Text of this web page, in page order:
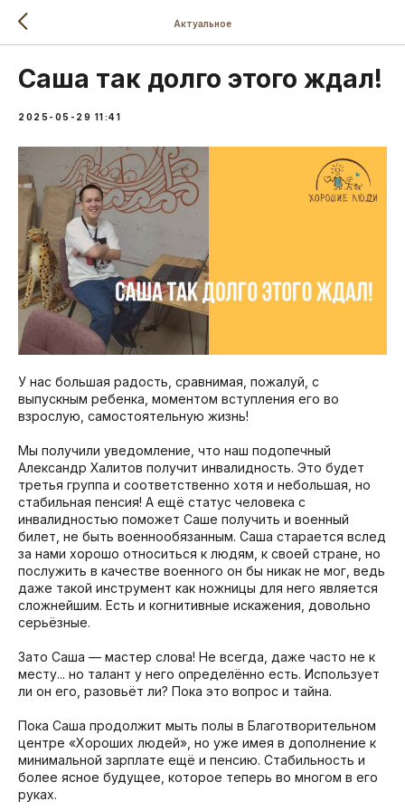
Актуальное
Саша так долго этого ждал!
2025-05-29 11:41
У нас большая радость, сравнимая, пожалуй, с
выпускным ребенка, моментом вступления его во
взрослую, самостоятельную жизнь!
Мы получили уведомление, что наш подопечный
Александр Халитов получит инвалидность. Это будет
третья группа и соответственно хотя и небольшая, но
стабильная пенсия! А ещё статус человека с
инвалидностью поможет Саше получить и военный
билет, не быть военнообязанным. Саша старается вслед
за нами хорошо относиться к людям, к своей стране, но
послужить в качестве военного он бы никак не мог, ведь
даже такой инструмент как ножницы для него является
сложнейшим. Есть и когнитивные искажения, довольно
серьёзные.
Зато Саша — мастер слова! Не всегда, даже часто не к
месту... но талант у него определённо есть. Использует
ли он его, разовьёт ли? Пока это вопрос и тайна.
Пока Саша продолжит мыть полы в Благотворительном
центре «Хороших людей», но уже имея в дополнение к
минимальной зарплате ещё и пенсию. Стабильность и
более ясное будущее, которое теперь во многом в его
руках.